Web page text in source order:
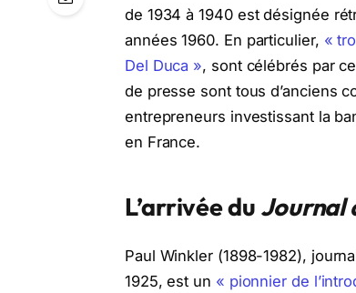
de 1934 à 1940 est désignée
années 1960. En particulier, «
Del Duca », sont célébrés par
de presse sont tous d’anciens
entrepreneurs investissant la
en France.
L’arrivée du Journal
Paul Winkler (1898-1982),
1925, est un « pionnier de